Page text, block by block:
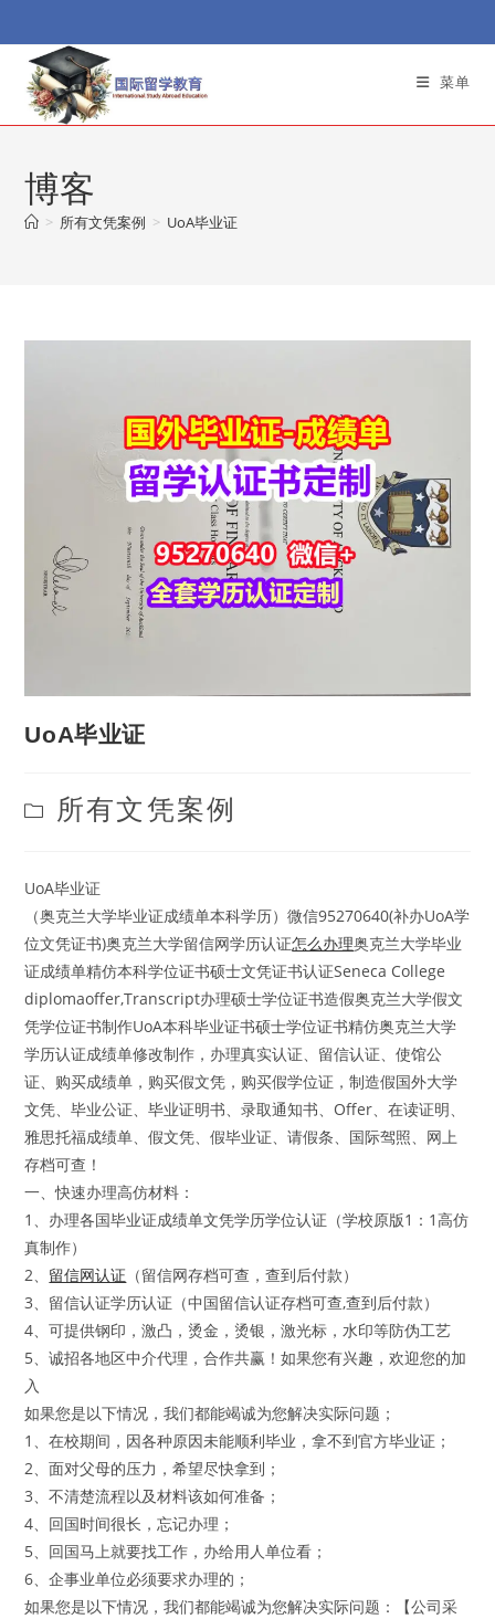
to
content
菜单
博客
> 所有文凭案例 > UoA毕业证
UoA毕业证
Post
category:
所有文凭案例
UoA毕业证
（奥克兰大学毕业证成绩单本科学历）微信95270640(补办UoA学
位文凭证书)奥克兰大学留信网学历认证怎么办理奥克兰大学毕业
证成绩单精仿本科学位证书硕士文凭证书认证Seneca College
diplomaoffer,Transcript办理硕士学位证书造假奥克兰大学假文
凭学位证书制作UoA本科毕业证书硕士学位证书精仿奥克兰大学
学历认证成绩单修改制作，办理真实认证、留信认证、使馆公
证、购买成绩单，购买假文凭，购买假学位证，制造假国外大学
文凭、毕业公证、毕业证明书、录取通知书、Offer、在读证明、
雅思托福成绩单、假文凭、假毕业证、请假条、国际驾照、网上
存档可查！
一、快速办理高仿材料：
1、办理各国毕业证成绩单文凭学历学位认证（学校原版1：1高仿
真制作）
2、 留信网认证 （留信网存档可查，查到后付款）
3、留信认证学历认证（中国留信认证存档可查,查到后付款）
4、可提供钢印，激凸，烫金，烫银，激光标，水印等防伪工艺
5、诚招各地区中介代理，合作共赢！如果您有兴趣，欢迎您的加
入
如果您是以下情况，我们都能竭诚为您解决实际问题；
1、在校期间，因各种原因未能顺利毕业，拿不到官方毕业证；
2、面对父母的压力，希望尽快拿到；
3、不清楚流程以及材料该如何准备；
4、回国时间很长，忘记办理；
5、回国马上就要找工作，办给用人单位看；
6、企事业单位必须要求办理的；
如果您是以下情况，我们都能竭诚为您解决实际问题：【公司采